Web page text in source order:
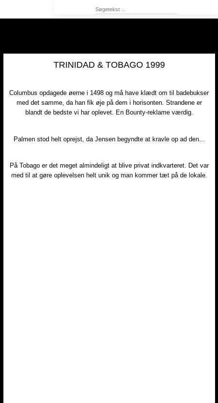
TRINIDAD & TOBAGO 1999
Columbus opdagede øerne i 1498 og må have klædt om til badebukser
med det samme, da han fik øje på dem i horisonten. Strandene er
blandt de bedste vi har oplevet. En Bounty-reklame værdig.
Palmen stod helt oprejst, da Jensen begyndte at kravle op ad den...
På Tobago er det meget almindeligt at blive privat indkvarteret. Det var
med til at gøre oplevelsen helt unik og man kommer tæt på de lokale.